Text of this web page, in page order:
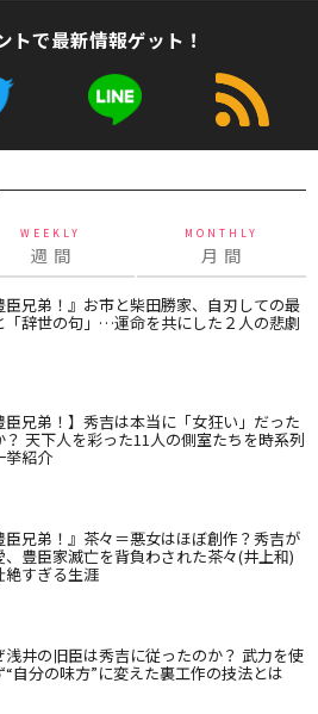
トで最新情報ゲット！
WEEKLY
週 間
MONTHLY
月 間
臣兄弟！』お市と柴田勝家、自刃しての最
「辞世の句」…運命を共にした２人の悲劇
臣兄弟！】秀吉は本当に「女狂い」だった
？ 天下人を彩った11人の側室たちを時系列
挙紹介
臣兄弟！』茶々＝悪女はほぼ創作？秀吉が
、豊臣家滅亡を背負わされた茶々(井上和)
絶すぎる生涯
浅井の旧臣は秀吉に従ったのか？ 武力を使
“自分の味方”に変えた裏工作の技法とは